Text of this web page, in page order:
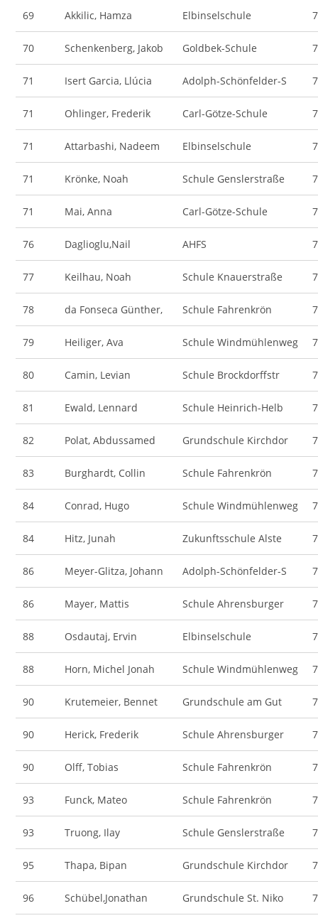
69 Akkilic, Hamza Elbinselschule 7
70 Schenkenberg, Jakob Goldbek-Schule 7
71 Isert Garcia, Llúcia Adolph-Schönfelder-S 7
71 Ohlinger, Frederik Carl-Götze-Schule 7
71 Attarbashi, Nadeem Elbinselschule 7
71 Krönke, Noah Schule Genslerstraße 7
71 Mai, Anna Carl-Götze-Schule 7
76 Daglioglu,Nail AHFS 7
77 Keilhau, Noah Schule Knauerstraße 7
78 da Fonseca Günther, Schule Fahrenkrön 7
79 Heiliger, Ava Schule Windmühlenweg 7
80 Camin, Levian Schule Brockdorffstr 7
81 Ewald, Lennard Schule Heinrich-Helb 7
82 Polat, Abdussamed Grundschule Kirchdor 7
83 Burghardt, Collin Schule Fahrenkrön 7
84 Conrad, Hugo Schule Windmühlenweg 7
84 Hitz, Junah Zukunftsschule Alste 7
86 Meyer-Glitza, Johann Adolph-Schönfelder-S 7
86 Mayer, Mattis Schule Ahrensburger 7
88 Osdautaj, Ervin Elbinselschule 7
88 Horn, Michel Jonah Schule Windmühlenweg 7
90 Krutemeier, Bennet Grundschule am Gut 7
90 Herick, Frederik Schule Ahrensburger 7
90 Olff, Tobias Schule Fahrenkrön 7
93 Funck, Mateo Schule Fahrenkrön 7
93 Truong, Ilay Schule Genslerstraße 7
95 Thapa, Bipan Grundschule Kirchdor 7
96 Schübel,Jonathan Grundschule St. Niko 7